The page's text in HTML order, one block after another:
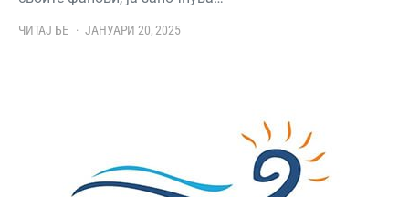
ЧИТАЈ БЕ ЈАНУАРИ 20, 2025